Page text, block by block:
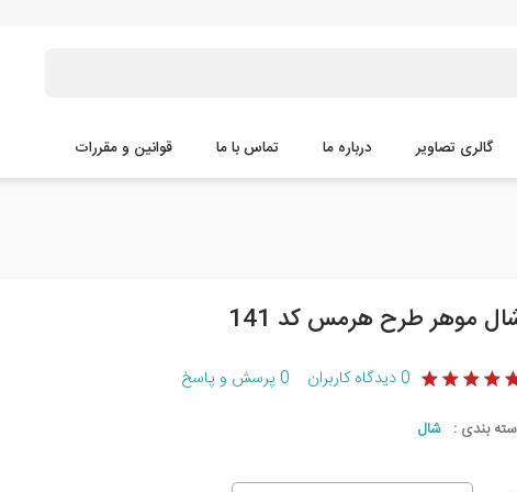
گالری تصاویر درباره ما تماس با ما قوانین و مقررات
موهر طرح هرمس کد 141
0دیدگاه کاربران 0 پرسش و پاسخ
بندی : شال